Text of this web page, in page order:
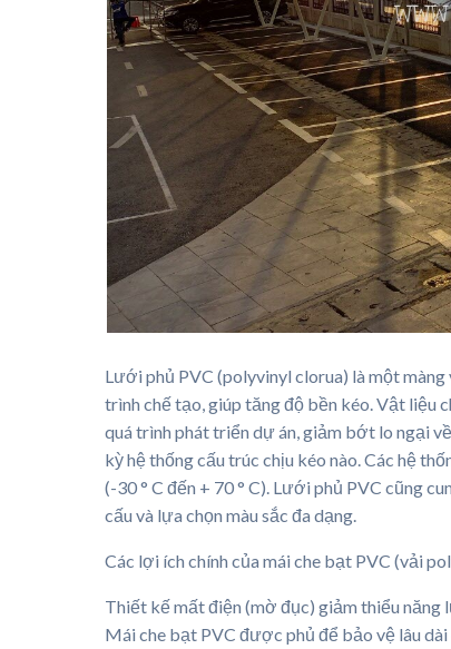
Lưới phủ PVC (polyvinyl clorua) là một
trình chế tạo, giúp tăng độ bền kéo. Vật liệu
quá trình phát triển dự án, giảm bớt lo ngại
kỳ hệ thống cấu trúc chịu kéo nào. Các hệ
(-30 ° C đến + 70 ° C). Lưới phủ PVC cũng
cấu và lựa chọn màu sắc đa dạng.
Các lợi ích chính của mái che bạt PVC (vải
Thiết kế mất điện (mờ đục) giảm thiểu
Mái che bạt PVC được phủ để bảo vệ lâu